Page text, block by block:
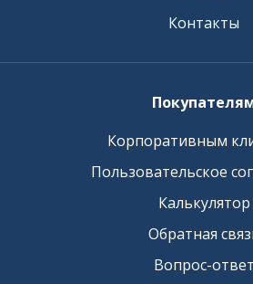
Контакты
Корпоративным
Пользовательское
Калькулятор
Обратная
Вопрос-ответ